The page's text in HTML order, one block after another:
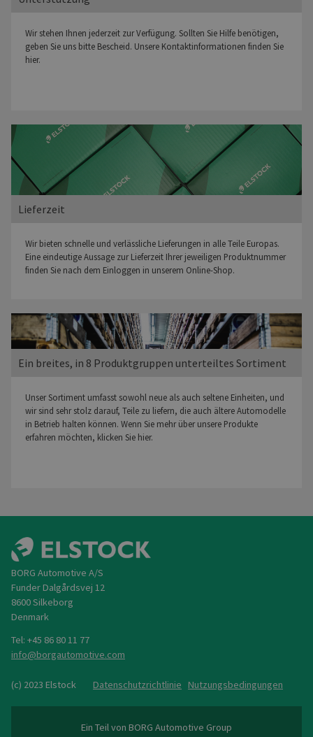
Wir stehen Ihnen jederzeit zur Verfügung. Sollten Sie Hilfe benötigen,
geben Sie uns bitte Bescheid. Unsere Kontaktinformationen finden Sie
hier.
Lieferzeit
Wir bieten schnelle und verlässliche Lieferungen in alle Teile Europas.
Eine eindeutige Aussage zur Lieferzeit Ihrer jeweiligen Produktnummer
finden Sie nach dem Einloggen in unserem Online-Shop.
Ein breites, in 8 Produktgruppen unterteiltes Sortiment
Unser Sortiment umfasst sowohl neue als auch seltene Einheiten, und
wir sind sehr stolz darauf, Teile zu liefern, die auch ältere Automodelle
in Betrieb halten können. Wenn Sie mehr über unsere Produkte
erfahren möchten, klicken Sie hier.
BORG Automotive A/S
Funder Dalgårdsvej 12
8600 Silkeborg
Denmark
Tel: +45 86 80 11 77
@
(c) 2023 Elstock Datenschutzrichtlinie Nutzungsbedingungen
Ein Teil von BORG Automotive Group